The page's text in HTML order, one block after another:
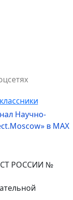
Научно-
в MAX
РОССИИ №